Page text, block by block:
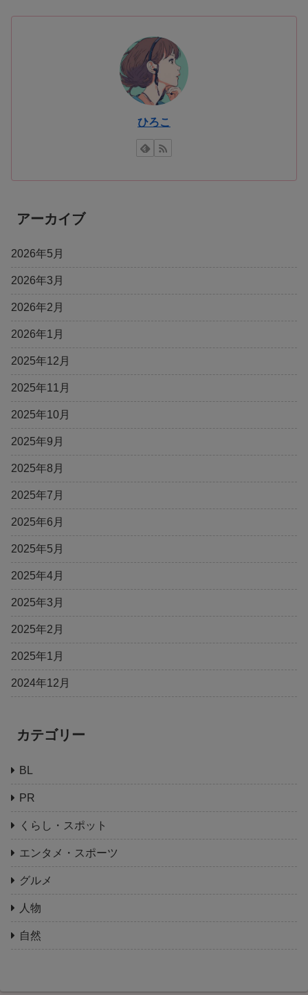
ひろこ
アーカイブ
2026年5月
2026年3月
2026年2月
2026年1月
2025年12月
2025年11月
2025年10月
2025年9月
2025年8月
2025年7月
2025年6月
2025年5月
2025年4月
2025年3月
2025年2月
2025年1月
2024年12月
カテゴリー
BL
PR
くらし・スポット
エンタメ・スポーツ
グルメ
人物
自然